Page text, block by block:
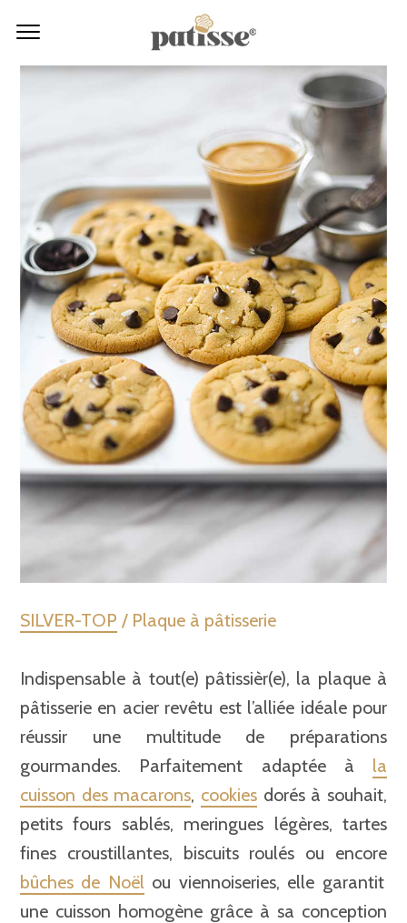
SILVER-TOP / Plaque à pâtisserie
Indispensable à tout(e) pâtissièr(e), la plaque à
pâtisserie en acier revêtu est l’alliée idéale pour
réussir une multitude de préparations
gourmandes. Parfaitement adaptée à la
cuisson des macarons, cookies dorés à souhait,
petits fours sablés, meringues légères, tartes
fines croustillantes, biscuits roulés ou encore
bûches de Noëlou viennoiseries, elle garantit
une cuisson homogène grâce à sa conception